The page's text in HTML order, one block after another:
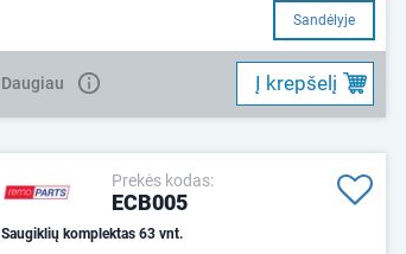
Sandėlyje
Daugiau Į krepšelį
Prekės kodas:
ECB005
Saugiklių komplektas 63 vnt.